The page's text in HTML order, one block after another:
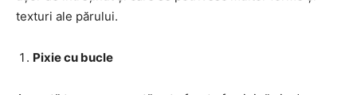
texturi ale părului.
Pixie cu bucle